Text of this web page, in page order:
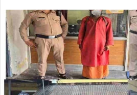
n
d
a
n
e
m
a